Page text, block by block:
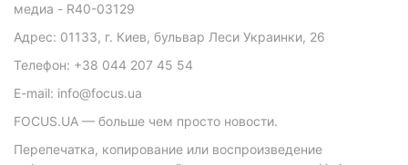
медиа - R40-03129
Адрес: 01133, г. Киев, бульвар Леси Украинки, 26
Телефон: +38 044 207 45 54
E-mail: info@focus.ua
FOCUS.UA — больше чем просто новости.
Перепечатка, копирование или воспроизведение